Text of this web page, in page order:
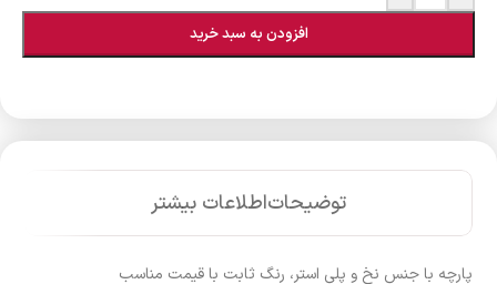
افزودن به سبد خرید
توضیحاتاطلاعات بیشتر
پارچه با جنس نخ و پلی استر، رنگ ثابت با قیمت مناسب